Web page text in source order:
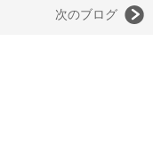
次のブログ